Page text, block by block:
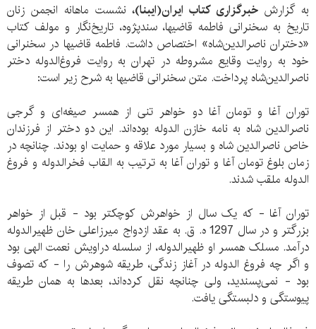
به گزارش خبرگزاری کتاب ایران(ایبنا)، نشست ماهانه انجمن زنان
تاریخ به سخنرانی فاطمه قاضیها، سندپژوه، تاریخ‌نگار و مولف کتاب
«دختران ناصرالدین‌شاه» اختصاص داشت. فاطمه قاضیها در سخنرانی
خود به روایت وقایع مشروطه در تهران به روایت فروغ‌الدوله دختر
ناصرالدین‌شاه پرداخت. متن سخنرانی قاضیها به شرح زیر است:
توران آغا و تومان آغا دو خواهر تنی از همسر صیغه‌ای و گرجی
ناصرالدین شاه به نامه خازن الدوله بوده‌اند. این دو دختر از فرزندان
خاص ناصرالدین شاه و بسیار مورد علاقه و حمایت او بودند. چنانچه در
زمان بلوغ تومان آغا و توران آغا به ترتیب به القاب فخرالدوله و فروغ
الدوله ملقب شدند.
توران آغا - که یک سال از خواهرش کوچکتر بود - قبل از خواهر
بزرگتر و در سال 1297 ه. ق. به عقد ازدواج میرزاعلی خان ظهیرالدوله
درآمد. مسلک همسر او ظهیرالدوله، از سلسله دراویش نعمت الهی بود
و اگر چه فروغ الدوله در آغاز زندگی، طریقه شوهرش را - که تصوف
بود - نمی‌پسندید، ولی چنانچه نقل کرده‌اند، بعدها به همان طریقه
پیوستگی و دلبستگی یافت.